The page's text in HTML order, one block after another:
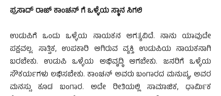
ಪ್ರಸಾದ್ ರಾಜ್ ಕಾಂಚನ್ ಗೆ ಒಳ್ಳೆಯ ಸ್ಥಾನ ಸಿಗಲಿ
ಉಡುಪಿಗೆ ಒಂದು ಒಳ್ಳೆಯ‌ ನಾಯಕನ ಅಗತ್ಯವಿದೆ. ನಾನು ಯಾವುದೇ
ಪಕ್ಷವಲ್ಲ. ಸಾತ್ವಿಕ, ಉಪಕಾರಿ ಆಗಿರುವ ವ್ಯಕ್ತಿ ಉಡುಪಿಯ ನಾಯಕನಾಗಿ
ಬರಬೇಕು. ಉಡುಪಿ ಒಳ್ಳೆಯ ಅಭಿವೃದ್ಧಿ ಆಗಬೇಕು. ಜನರಿಗೆ ಒಳ್ಳೆಯ
ಸೌಕರ್ಯಗಳು ಲಭಿಸಬೇಕು. ಕಾಂಚನ್ ಅವರು ಬಂಗಾರದ ಮನುಷ್ಯ, ಅವರ
ಮನಸ್ಸು ಕೂಡ ಬಂಗಾರ. ಅದೇ ರೀತಿಯಲ್ಲಿ ಸಾಮಾಜಿಕ, ಧಾರ್ಮಿಕ